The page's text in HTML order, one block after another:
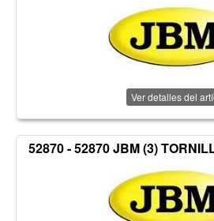
Ver detalles del
52870 - 52870 JBM (3)